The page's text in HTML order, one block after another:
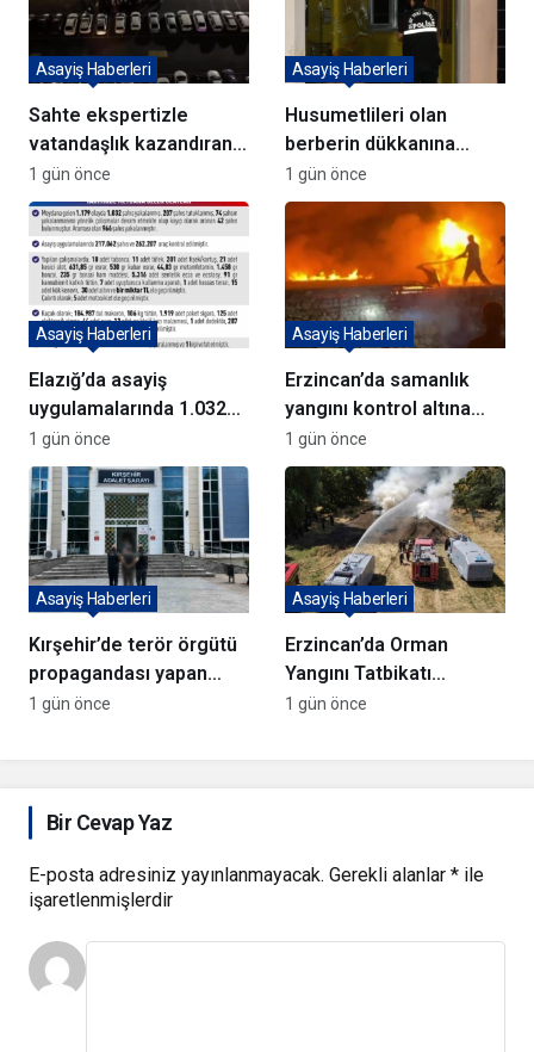
Sahte ekspertizle
vatandaşlık kazandıran
72 şüpheli adliyeye sevk
edildi
Asayiş Haberleri
1 gün önce
Husumetlileri olan
berberin dükkanına
kurşun yağdırıp kaçtılar
Asayiş Haberleri
1 gün önce
Elazığ’da asayiş
uygulamalarında 1.032
kişi yakalandı
Asayiş Haberleri
1 gün önce
Erzincan’da samanlık
yangını kontrol altına
alındı
Asayiş Haberleri
1 gün önce
Kırşehir’de terör örgütü
propagandası yapan
şüpheli yakalandı
Asayiş Haberleri
1 gün önce
Erzincan’da Orman
Yangını Tatbikatı
Gerçekleştirildi
Asayiş Haberleri
1 gün önce
Bir Cevap Yaz
E-posta adresiniz yayınlanmayacak. Gerekli alanlar * ile
işaretlenmişlerdir